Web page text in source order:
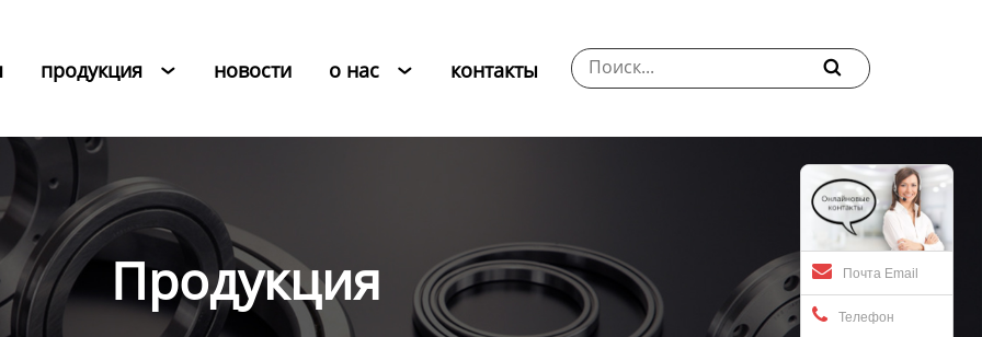
продукция  новости о нас  контакты 
Почта Email
Телефон
Продукция